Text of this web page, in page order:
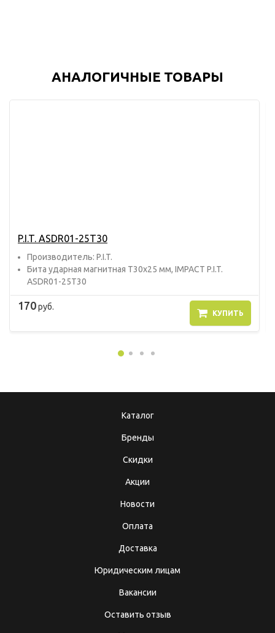
АНАЛОГИЧНЫЕ ТОВАРЫ
P.I.T. ASDR01-25T30
Прoизвoдитель: P.I.T.
Бита ударная магнитная T30x25 мм, IMPACT P.I.T.
ASDR01-25T30
170руб.
КУПИТЬ
Каталог
Бренды
Скидки
Акции
Новости
Оплата
Доставка
Юридическим лицам
Вакансии
Оставить отзыв